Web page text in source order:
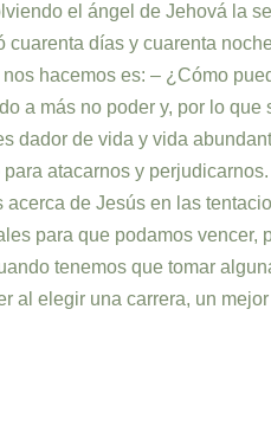
el ángel de Jehová la
días y cuarenta
hacemos es: – ¿Cómo
a más no poder y, por lo
dador de vida y vida
para atacarnos y
acerca de Jesús en las
para que podamos
tenemos que tomar
al elegir una carrera, un